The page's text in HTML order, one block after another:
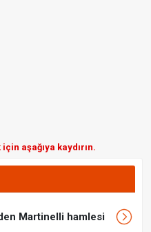
aşağıya kaydırın.
Martinelli hamlesi